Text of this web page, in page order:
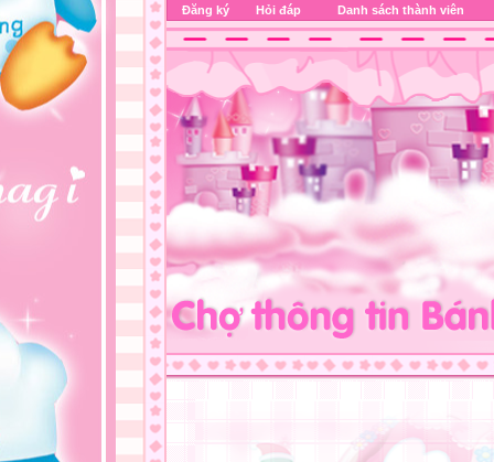
Đăng ký Hỏi đáp Danh sách thành viên